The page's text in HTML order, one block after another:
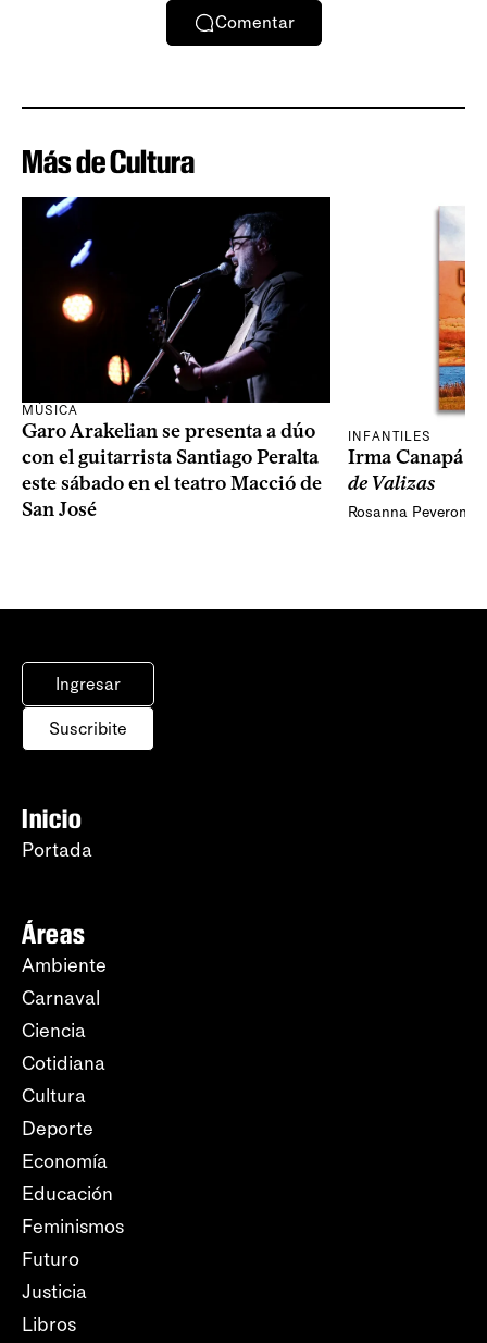
Comentar
Más de Cultura
MÚSICA
Garo Arakelian se presenta a dúo
con el guitarrista Santiago Peralta
este sábado en el teatro Macció de
San José
INFANTILES
Irma Canapá
de Valizas
Rosanna Peveroni
Ingresar
Suscribite
Inicio
Portada
Áreas
Ambiente
Carnaval
Ciencia
Cotidiana
Cultura
Deporte
Economía
Educación
Feminismos
Futuro
Justicia
Libros